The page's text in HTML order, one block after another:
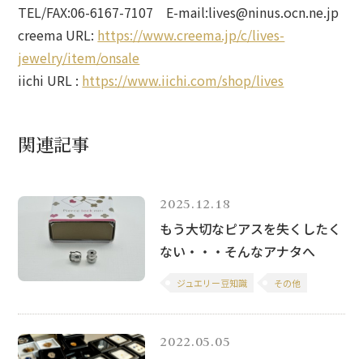
TEL/FAX:06-6167-7107 E-mail:lives@ninus.ocn.ne.jp
creema URL: https://www.creema.jp/c/lives-
jewelry/item/onsale
iichi URL : https://www.iichi.com/shop/lives
関連記事
2025.12.18
もう大切なピアスを失くしたく
ない・・・そんなアナタへ
ジュエリー豆知識 その他
2022.05.05